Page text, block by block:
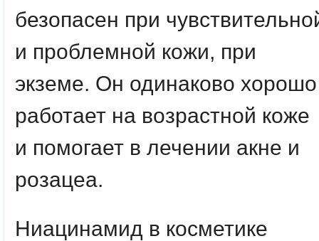
безопасен при
и проблемной кожи, при
экземе. Он одинаково хорошо
работает на возрастной коже
и помогает в лечении акне и
розацеа.
Ниацинамид в косметике